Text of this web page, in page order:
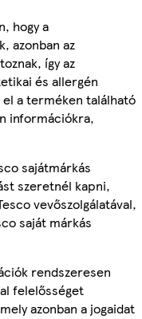
hogy a
azonban az
így az
és allergén
a terméken található
információkra,
sajátmárkás
szeretnél kapni,
vevőszolgálatával,
saját márkás
rendszeresen
felelősséget
azonban a jogaidat